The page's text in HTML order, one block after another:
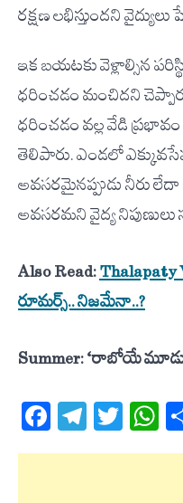
రక్షణ లభిస్తుందని వైద్యులు
ఇక బయటకు వెళ్లాల్సిన
ధరించడం మంచిదని
ధరించడం వల్ల వేడి ప్రభావం
తెలిపారు. ఎండలో
అవసరమైనప్పుడు నీరు
అవసరమని వైద్య నిపుణులు
Also Read:Thalapaty
రూమ‌ర్స్.. నిజ‌మేనా..?
Summer: ‘రాబోయే
Facebook